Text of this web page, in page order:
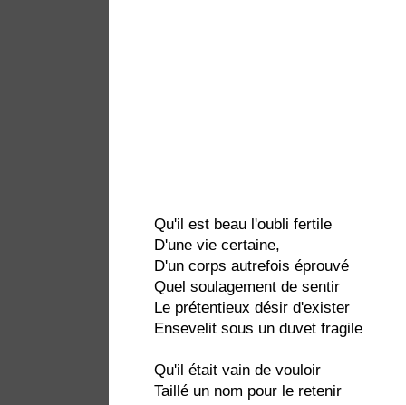
Qu'il est beau l'oubli fertile
D'une vie certaine,
D'un corps autrefois éprouvé
Quel soulagement de sentir
Le prétentieux désir d'exister
Ensevelit sous un duvet fragile
Qu'il était vain de vouloir
Taillé un nom pour le retenir